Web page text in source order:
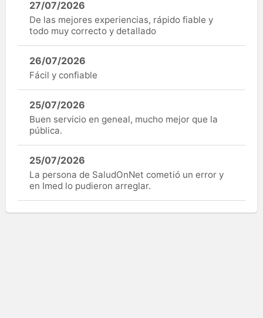
27/07/2026
De las mejores experiencias, rápido fiable y
todo muy correcto y detallado
26/07/2026
Fácil y confiable
25/07/2026
Buen servicio en geneal, mucho mejor que la
pública.
25/07/2026
La persona de SaludOnNet cometió un error y
en Imed lo pudieron arreglar.